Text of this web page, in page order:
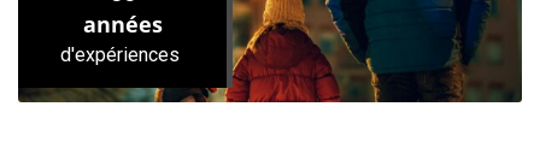
années
d'expériences